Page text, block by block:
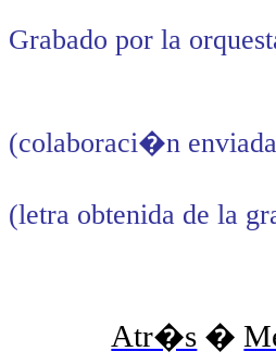
Grabado por la
(colaboraci�n
(letra obtenida de la
Atr�s �